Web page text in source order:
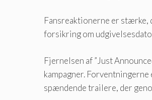
Fansreaktionerne er stærke,
forsikring om
Fjernelsen af ​​”Just
kampagner.
spændende trailere, der